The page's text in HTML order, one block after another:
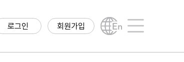
로그인 회원가입 English 사이트맵